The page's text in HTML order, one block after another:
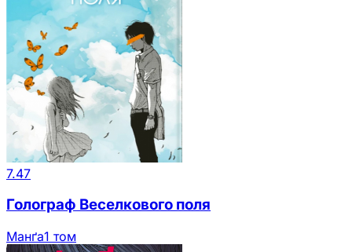
7.47
Голограф Веселкового поля
Манґа1 том